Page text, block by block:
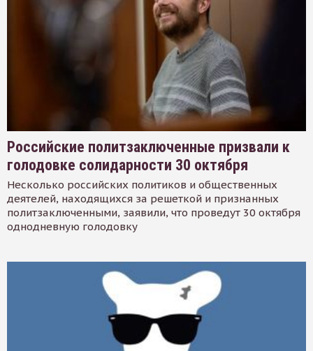
Российские политзаключенные призвали к
голодовке солидарности 30 октября
Несколько российских политиков и общественных
деятелей, находящихся за решеткой и признанных
политзаключенными, заявили, что проведут 30 октября
однодневную голодовку